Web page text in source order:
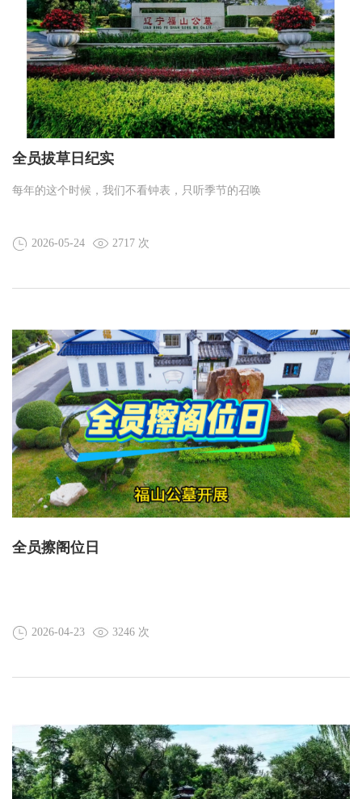
全员拔草日纪实
每年的这个时候，我们不看钟表，只听季节的召唤
2026-05-24 2717 次
全员擦阁位日
2026-04-23 3246 次